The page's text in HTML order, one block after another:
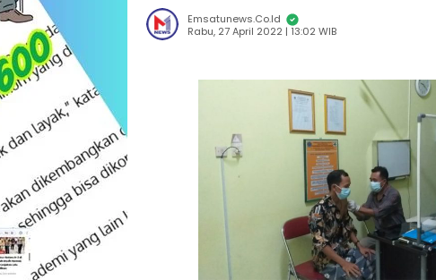
Emsatunews.co.id
Rabu, 27 April 2022 | 13:02 WIB